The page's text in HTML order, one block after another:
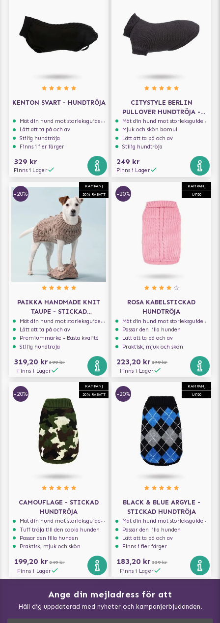
KENTON SVART - HUNDTRÖJA
Mät din hund mot storleksguiden för att få rätt storlek
Lätt att ta på och av
Stilig hundtröja
Finns i fler färger
329 kr
Finns i Lager
CITYSTYLE BERLIN
PULLOVER HUNDTRÖJA -
ANTRACIT
Mät din hund mot storleksguiden för att få rätt storlek
Mjuk och skön bomull
Lätt att ta på och av
Stilig hundtröja
249 kr
Finns i Lager
KAMPANJ
20% RABATT
-20%
PAIKKA HANDMADE KNIT
TAUPE - STICKAD
HUNDTRÖJA
Mät din hund mot storleksguiden för att få rätt storlek
Lätt att ta på och av
Premiummärke - Bästa kvalité
Stilig hundtröja
319,20 kr 399 kr
Finns i Lager
KAMPANJ
UP20
-20%
ROSA KABELSTICKAD
HUNDTRÖJA
Mät din hund mot storleksguiden för att få rätt storlek
Passar den lilla hunden
Lätt att ta på och av
Praktisk, mjuk och skön
223,20 kr 279 kr
Finns i Lager
KAMPANJ
20% RABATT
-20%
CAMOUFLAGE - STICKAD
HUNDTRÖJA
Mät din hund mot storleksguiden för att få rätt storlek
Tuff tröja till den coola hunden
Passar den lilla hunden
Praktisk, mjuk och skön
199,20 kr 249 kr
Finns i Lager
KAMPANJ
UP20
-20%
BLACK & BLUE ARGYLE -
STICKAD HUNDTRÖJA
Mät din hund mot storleksguiden för att få rätt storlek
Passar den lilla hunden
Lätt att ta på och av
Finns i fler färger
183,20 kr 229 kr
Finns i Lager
Ange din mejladress för att
Håll dig uppdaterad med nyheter och kampanjerbjudanden.
Vad kan hundar äta?